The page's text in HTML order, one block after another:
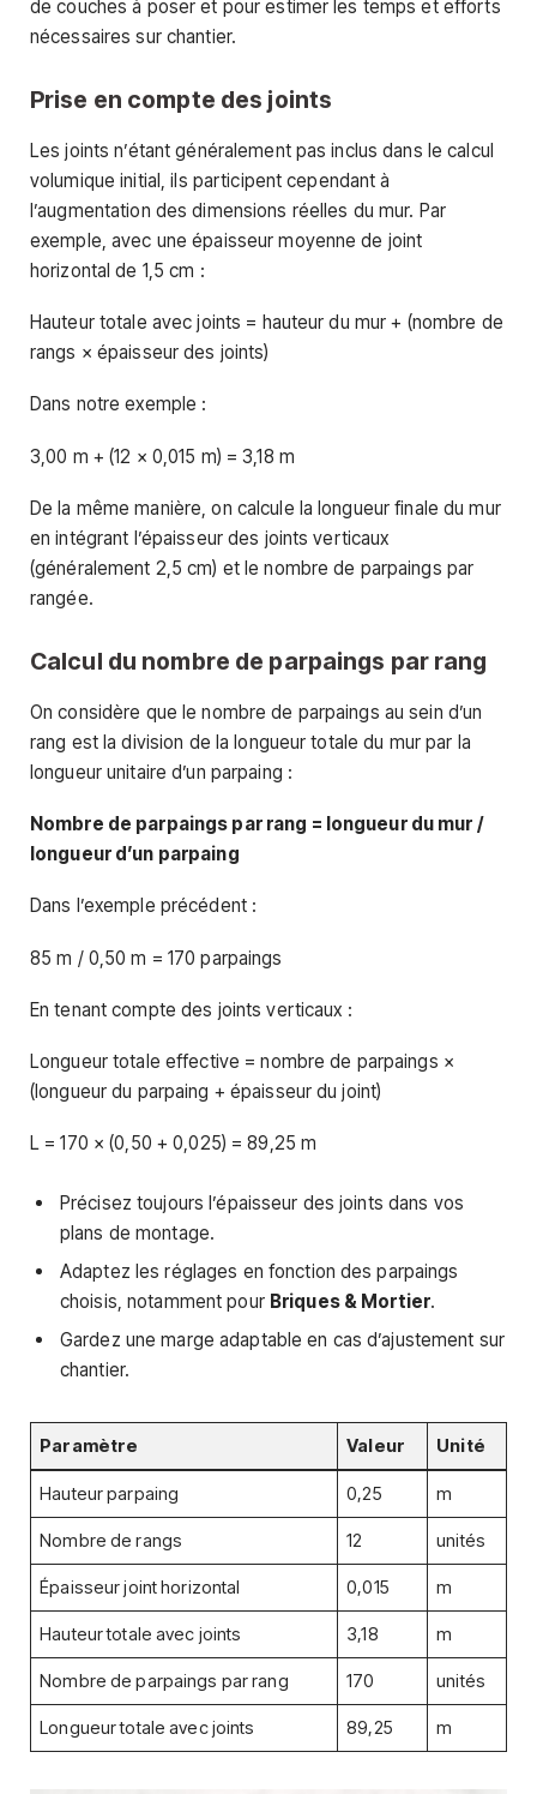
de couches à poser et pour estimer les temps et efforts
nécessaires sur chantier.
Prise en compte des joints
Les joints n’étant généralement pas inclus dans le calcul
volumique initial, ils participent cependant à
l’augmentation des dimensions réelles du mur. Par
exemple, avec une épaisseur moyenne de joint
horizontal de 1,5 cm :
Hauteur totale avec joints = hauteur du mur + (nombre de
rangs × épaisseur des joints)
Dans notre exemple :
3,00 m + (12 × 0,015 m) = 3,18 m
De la même manière, on calcule la longueur finale du mur
en intégrant l’épaisseur des joints verticaux
(généralement 2,5 cm) et le nombre de parpaings par
rangée.
Calcul du nombre de parpaings par rang
On considère que le nombre de parpaings au sein d’un
rang est la division de la longueur totale du mur par la
longueur unitaire d’un parpaing :
Nombre de parpaings par rang = longueur du mur /
longueur d’un parpaing
Dans l’exemple précédent :
85 m / 0,50 m = 170 parpaings
En tenant compte des joints verticaux :
Longueur totale effective = nombre de parpaings ×
(longueur du parpaing + épaisseur du joint)
L = 170 × (0,50 + 0,025) = 89,25 m
Précisez toujours l’épaisseur des joints dans vos
plans de montage.
Adaptez les réglages en fonction des parpaings
choisis, notamment pour Briques & Mortier.
Gardez une marge adaptable en cas d’ajustement sur
chantier.
Paramètre Valeur Unité
Hauteur parpaing 0,25 m
Nombre de rangs 12 unités
Épaisseur joint horizontal 0,015 m
Hauteur totale avec joints 3,18 m
Nombre de parpaings par rang 170 unités
Longueur totale avec joints 89,25 m